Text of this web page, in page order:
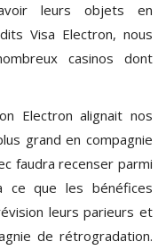
leurs objets en
Visa Electron, nous
casinos dont
Electron alignait nos
grand en compagnie
faudra recenser parmi
que les bénéfices
leurs parieurs et
de rétrogradation.